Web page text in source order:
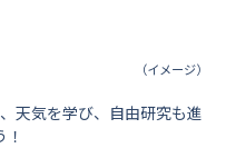
（イメージ）
天気を学び、自由研究も進